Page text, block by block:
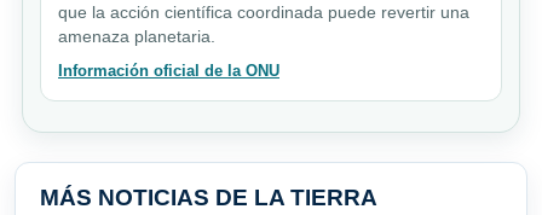
que la acción científica coordinada puede revertir una
amenaza planetaria.
Información oficial de la ONU
MÁS NOTICIAS DE LA TIERRA